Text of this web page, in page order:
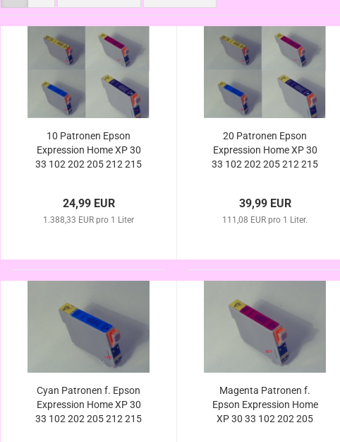
10 Patronen Epson
Expression Home XP 30
33 102 202 205 212 215
T1812 T1813 T1814
T1801 - T1804
24,99 EUR
1.388,33 EUR pro 1 Liter
20 Patronen Epson
Expression Home XP 30
33 102 202 205 212 215
T1812 T1813 T1814
T1801 - T1804
39,99 EUR
111,08 EUR pro 1 Liter.
Cyan Patronen f. Epson
Expression Home XP 30
33 102 202 205 212 215
Magenta Patronen f.
Epson Expression Home
XP 30 33 102 202 205